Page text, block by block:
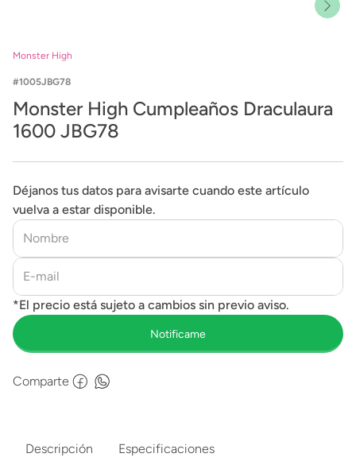
Monster High
1005JBG78
Monster High Cumpleaños Draculaura
1600 JBG78
Déjanos tus datos para avisarte cuando este artículo
vuelva a estar disponible.
Comparte
Descripción Especificaciones